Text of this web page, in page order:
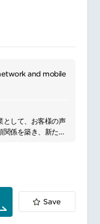
ームとの顧客情報
フォローアップ
制：入社後のオン
等の社
きるフラットな組織
・バックグラウン
の複数サイト・複
・グローバル規
and mobile
として、お客様の声
関係を築き、新たな
継続的な売上の拡
グ
討／策定
Save